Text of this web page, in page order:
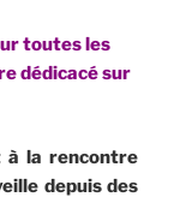
toutes les
dédicacé sur
à la rencontre
depuis des